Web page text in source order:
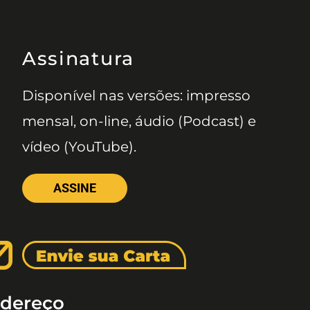
Assinatura
Disponível nas versões: impresso
mensal, on-line, áudio (Podcast) e
vídeo (YouTube).
ASSINE